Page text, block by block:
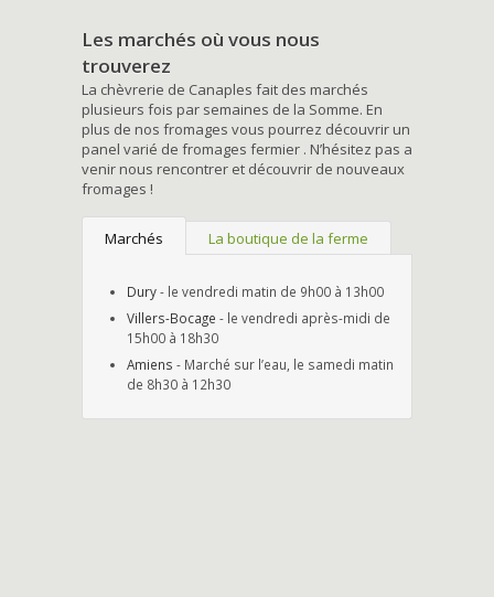
Les marchés où vous nous
trouverez
La chèvrerie de Canaples fait des marchés
plusieurs fois par semaines de la Somme. En
plus de nos fromages vous pourrez découvrir un
panel varié de fromages fermier . N’hésitez pas a
venir nous rencontrer et découvrir de nouveaux
fromages !
Marchés La boutique de la ferme
Dury- le vendredi matin de 9h00 à 13h00
Villers-Bocage - le vendredi après-midi de
15h00 à 18h30
Amiens - Marché sur l’eau, le samedi matin
de 8h30 à 12h30